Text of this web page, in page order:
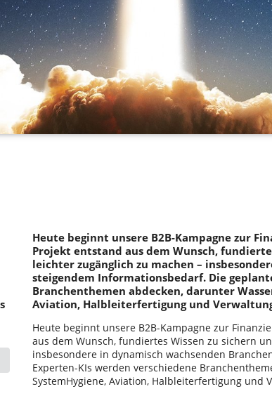
Heute beginnt unsere B2B-Kampagne zur
Projekt entstand aus dem Wunsch,
leichter zugänglich zu machen –
steigendem Informationsbedarf. Die
Branchenthemen abdecken, darunter
Aviation, Halbleiterfertigung und
Heute beginnt unsere B2B-Kampagne zur
aus dem Wunsch, fundiertes Wissen zu sichern
insbesondere in dynamisch wachsenden
Experten-KIs werden verschiedene
SystemHygiene, Aviation, Halbleiterfertigung und